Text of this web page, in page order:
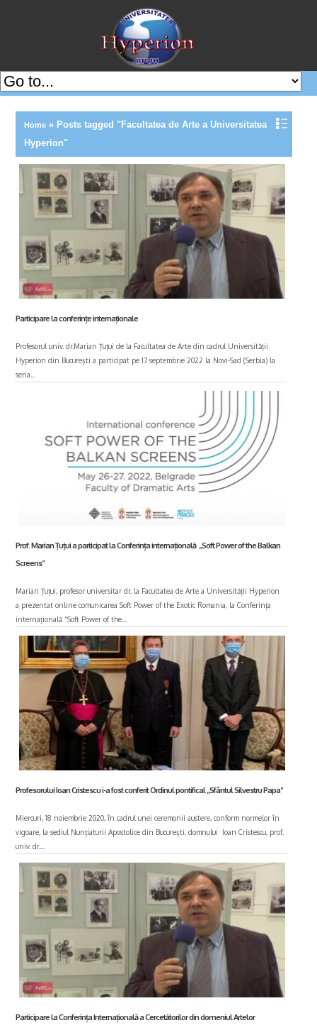
Home » Posts tagged "Facultatea de Arte a Universitatea
Hyperion"
Participare la conferințe internaționale
Profesorul univ. dr.Marian Țuțui de la Facultatea de Arte din cadrul Universității
Hyperion din București a participat pe 17 septembrie 2022 la Novi-Sad (Serbia) la
seria...
Prof. Marian Țuțui a participat la Conferința internațională „Soft Power of the Balkan
Screens”
Marian Țuțui, profesor universitar dr. la Facultatea de Arte a Universității Hyperion
a prezentat online comunicarea Soft Power of the Exotic Romania, la Conferința
internațională “Soft Power of the...
Profesorului Ioan Cristescu i-a fost conferit Ordinul pontifical „Sfântul Silvestru Papa”
Miercuri, 18 noiembrie 2020, în cadrul unei ceremonii austere, conform normelor în
vigoare, la sediul Nunțiaturii Apostolice din București, domnului Ioan Cristescu, prof.
univ. dr....
Participare la Conferința Internațională a Cercetătorilor din domeniul Artelor